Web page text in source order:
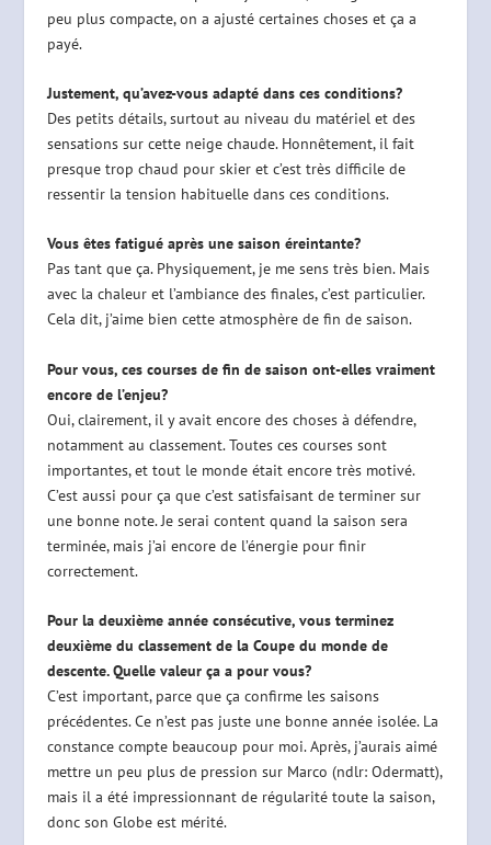
peu plus compacte, on a ajusté certaines choses et ça a
payé.
Justement, qu’avez-vous adapté dans ces conditions?
Des petits détails, surtout au niveau du matériel et des
sensations sur cette neige chaude. Honnêtement, il fait
presque trop chaud pour skier et c’est très difficile de
ressentir la tension habituelle dans ces conditions.
Vous êtes fatigué après une saison éreintante?
Pas tant que ça. Physiquement, je me sens très bien. Mais
avec la chaleur et l’ambiance des finales, c’est particulier.
Cela dit, j’aime bien cette atmosphère de fin de saison.
Pour vous, ces courses de fin de saison ont-elles vraiment
encore de l’enjeu?
Oui, clairement, il y avait encore des choses à défendre,
notamment au classement. Toutes ces courses sont
importantes, et tout le monde était encore très motivé.
C’est aussi pour ça que c’est satisfaisant de terminer sur
une bonne note. Je serai content quand la saison sera
terminée, mais j’ai encore de l’énergie pour finir
correctement.
Pour la deuxième année consécutive, vous terminez
deuxième du classement de la Coupe du monde de
descente. Quelle valeur ça a pour vous?
C’est important, parce que ça confirme les saisons
précédentes. Ce n’est pas juste une bonne année isolée. La
constance compte beaucoup pour moi. Après, j’aurais aimé
mettre un peu plus de pression sur Marco (ndlr: Odermatt),
mais il a été impressionnant de régularité toute la saison,
donc son Globe est mérité.